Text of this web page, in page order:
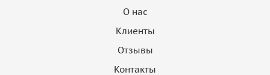
О нас
Клиенты
Отзывы
Контакты